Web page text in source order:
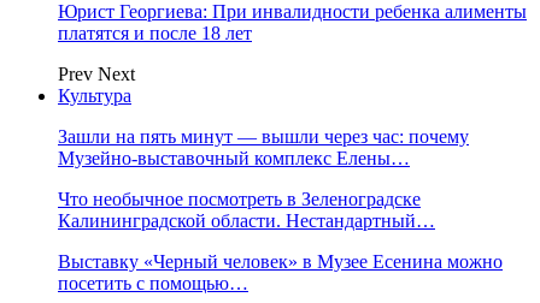
Юрист Георгиева: При инвалидности ребенка алименты
платятся и после 18 лет
Prev Next
Культура
Зашли на пять минут — вышли через час: почему
Музейно-выставочный комплекс Елены…
Что необычное посмотреть в Зеленоградске
Калининградской области. Нестандартный…
Выставку «Черный человек» в Музее Есенина можно
посетить с помощью…